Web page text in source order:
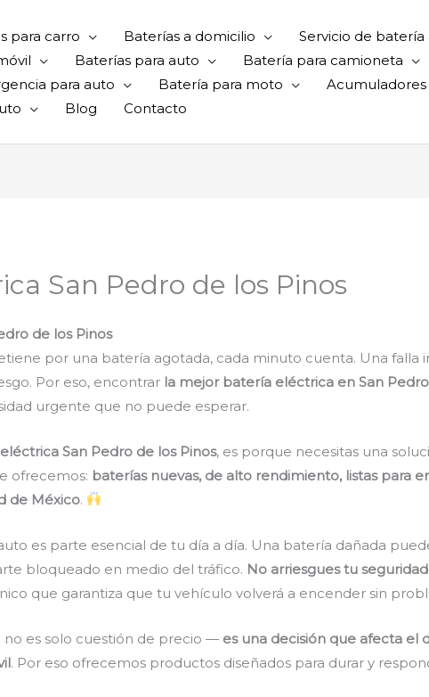
para carro Baterías a domicilio Servicio de batería
Baterías para auto Batería para camioneta
para auto
Batería para moto Acumuladores
Blog Contacto
San Pedro de los Pinos
de los Pinos
por una batería agotada, cada minuto cuenta. Una falla
Por eso, encontrar la mejor batería eléctrica en San
urgente que no puede esperar.
San Pedro de los Pinos, es porque necesitas una
ofrecemos: baterías nuevas, de alto rendimiento, listas para
de México.
es parte esencial de tu día a día. Una batería dañada
bloqueado en medio del tráfico. No arriesgues tu
que garantiza que tu vehículo volverá a encender sin
no es solo cuestión de precio — es una decisión que afecta
. Por eso ofrecemos productos diseñados para durar y